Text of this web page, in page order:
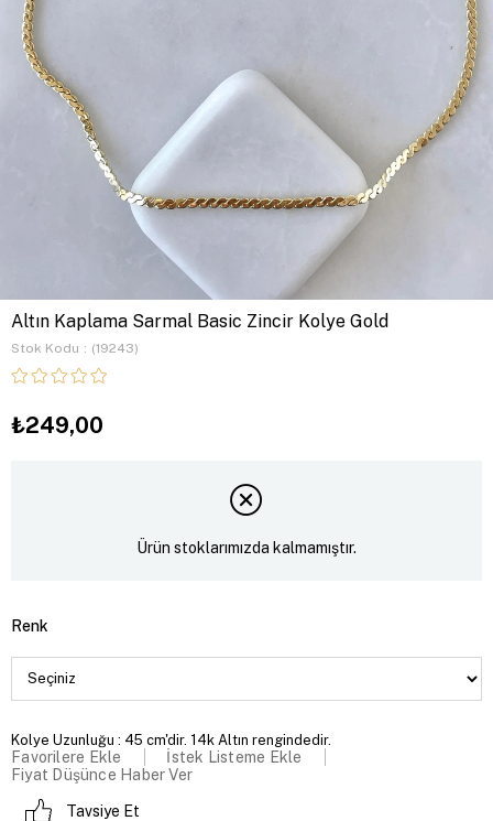
Altın Kaplama Sarmal Basic Zincir Kolye Gold
Stok Kodu (19243)
₺249,00
Ürün stoklarımızda kalmamıştır.
Renk
Kolye Uzunluğu : 45 cm'dir. 14k Altın rengindedir.
Favorilere Ekle
İstek Listeme Ekle
Fiyat Düşünce Haber Ver
Tavsiye Et